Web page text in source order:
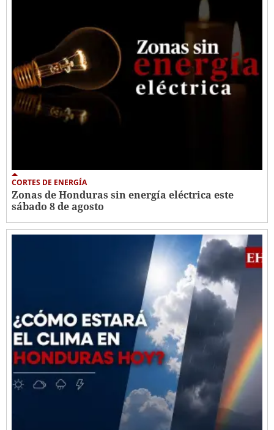
CORTES DE ENERGÍA
Zonas de Honduras sin energía eléctrica este
sábado 8 de agosto